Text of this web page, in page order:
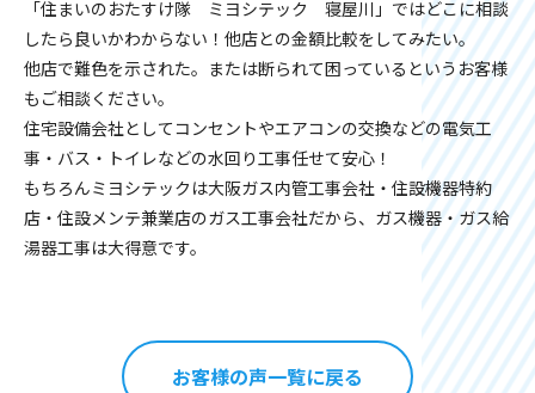
「住まいのおたすけ隊 ミヨシテック 寝屋川」ではどこに相談
したら良いかわからない！他店との金額比較をしてみたい。
他店で難色を示された。または断られて困っているというお客様
もご相談ください。
住宅設備会社としてコンセントやエアコンの交換などの電気工
事・バス・トイレなどの水回り工事任せて安心！
もちろんミヨシテックは大阪ガス内管工事会社・住設機器特約
店・住設メンテ兼業店のガス工事会社だから、ガス機器・ガス給
湯器工事は大得意です。
お客様の声一覧に戻る